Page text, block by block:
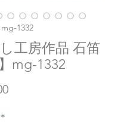
1332
工房作品 石笛
mg-1332
價